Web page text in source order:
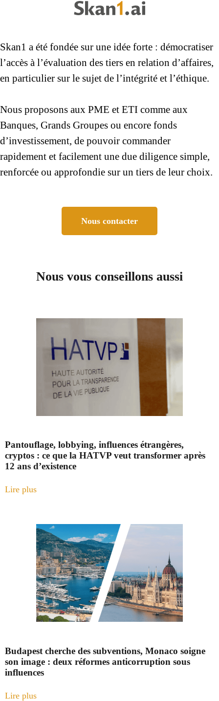
Skan1 a été fondée sur une idée forte : démocratiser
l’accès à l’évaluation des tiers en relation d’affaires,
en particulier sur le sujet de l’intégrité et l’éthique.
Nous proposons aux PME et ETI comme aux
Banques, Grands Groupes ou encore fonds
d’investissement, de pouvoir commander
rapidement et facilement une due diligence simple,
renforcée ou approfondie sur un tiers de leur choix.
Nous contacter
Nous vous conseillons aussi
Pantouflage, lobbying, influences étrangères,
cryptos : ce que la HATVP veut transformer après
12 ans d’existence
Lire plus
Budapest cherche des subventions, Monaco soigne
son image : deux réformes anticorruption sous
influences
Lire plus